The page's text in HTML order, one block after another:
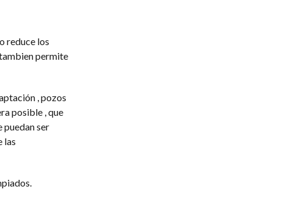
reduce los
permite
, pozos
posible , que
puedan ser
las